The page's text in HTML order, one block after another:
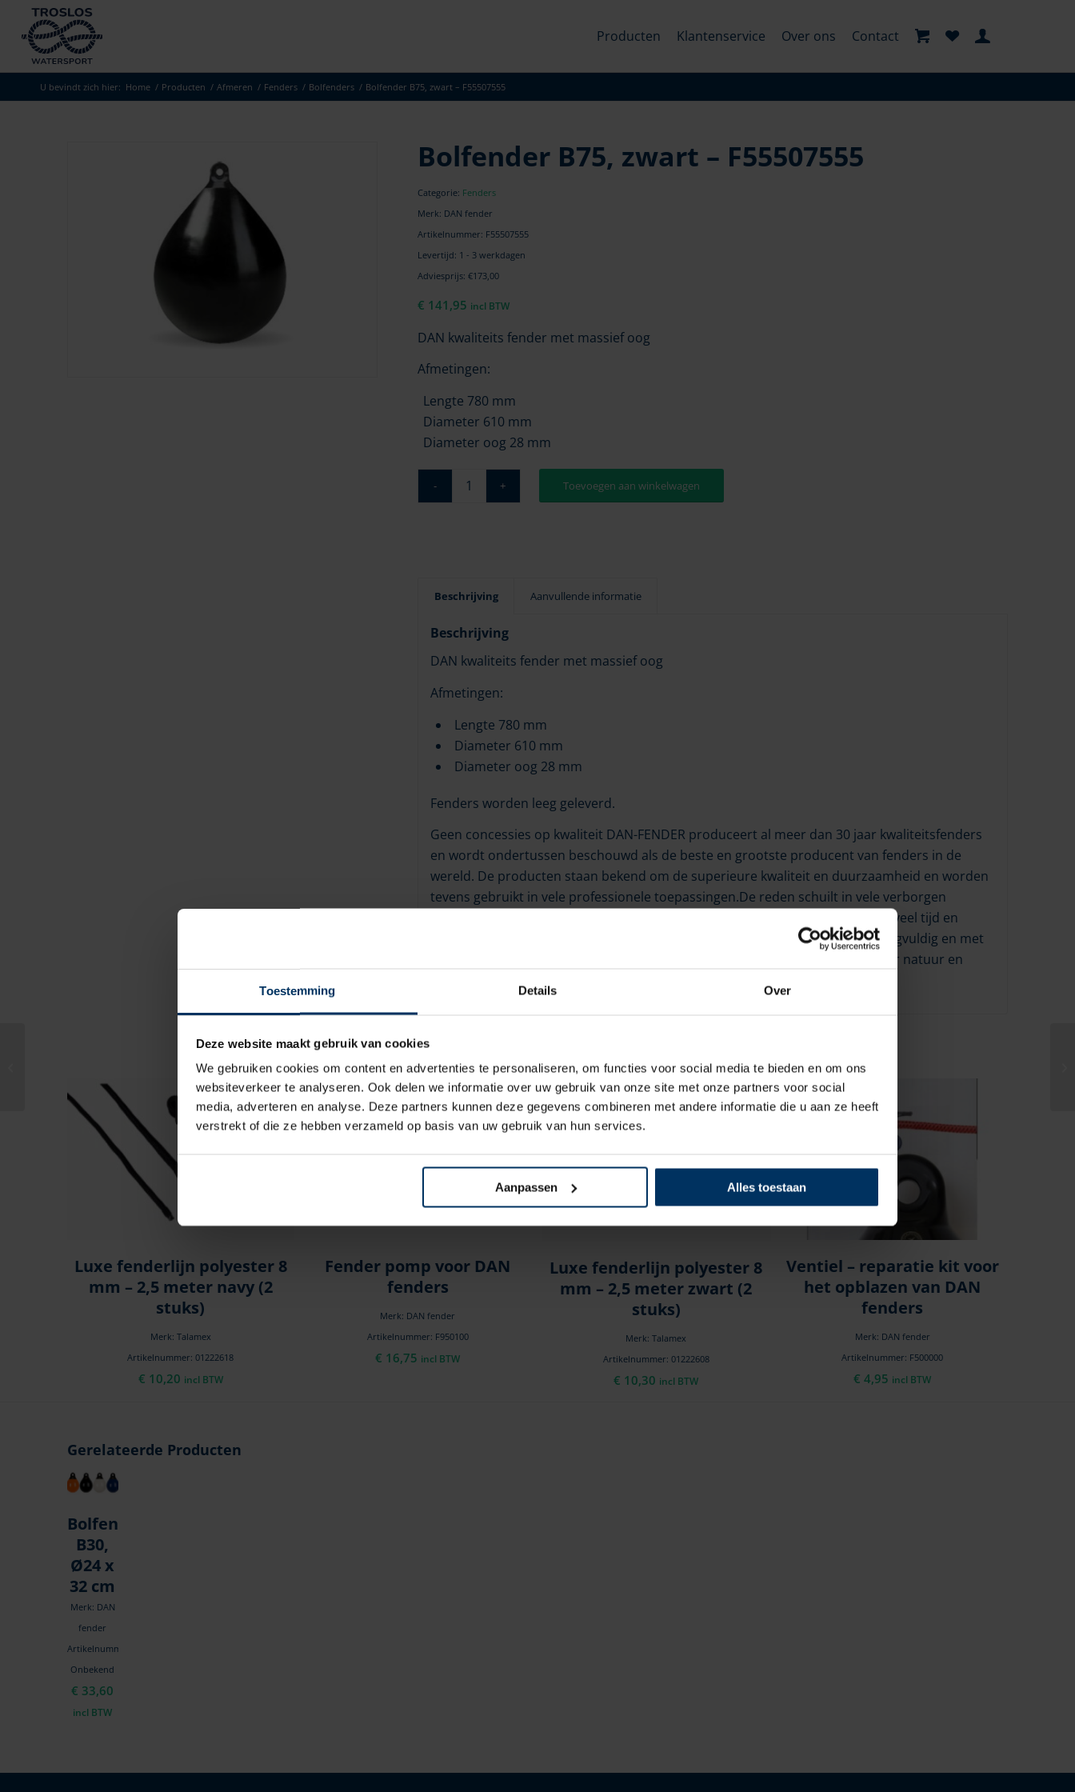
Toestemming Details Over
Deze website maakt gebruik van cookies
We gebruiken cookies om content en advertenties te personaliseren, om functies voor social media te bieden en om ons
websiteverkeer te analyseren. Ook delen we informatie over uw gebruik van onze site met onze partners voor social
media, adverteren en analyse. Deze partners kunnen deze gegevens combineren met andere informatie die u aan ze heeft
verstrekt of die ze hebben verzameld op basis van uw gebruik van hun services.
Aanpassen Alles toestaan
Producten Klantenservice Over ons Contact
U bevindt zich hier: Home / Producten / Afmeren / Fenders / Bolfenders / Bolfender B75, zwart – F55507555
Bolfender B75, zwart – F55507555
Categorie: Fenders
Merk: DAN fender
Artikelnummer: F55507555
Levertijd: 1 - 3 werkdagen
Adviesprijs: €173,00
€ 141,95 incl BTW
DAN kwaliteits fender met massief oog
Afmetingen:
Lengte 780 mm
Diameter 610 mm
Diameter oog 28 mm
Toevoegen aan winkelwagen
Beschrijving Aanvullende informatie
Beschrijving
DAN kwaliteits fender met massief oog
Afmetingen:
Lengte 780 mm
Diameter 610 mm
Diameter oog 28 mm
Fenders worden leeg geleverd.
Geen concessies op kwaliteit DAN-FENDER produceert al meer dan 30 jaar kwaliteitsfenders
en wordt ondertussen beschouwd als de beste en grootste producent van fenders in de
wereld. De producten staan bekend om de superieure kwaliteit en duurzaamheid en worden
tevens gebruikt in vele professionele toepassingen.De reden schuilt in vele verborgen
aspecten die de kwaliteit van de fenders waarborgen. DAN-FENDER besteedt veel tijd en
aandacht aan de ontwikkeling van alle producten. Alle materialen worden zorgvuldig en met
de hand gekozen. Hierdoor zijn alle producten bestand tegen de krachten der natuur en
Luxe fenderlijn polyester 8
mm – 2,5 meter navy (2
stuks)
Merk: Talamex
Artikelnummer: 01222618
€ 10,20 incl BTW
Fender pomp voor DAN
fenders
Merk: DAN fender
Artikelnummer: F950100
€ 16,75 incl BTW
Luxe fenderlijn polyester 8
mm – 2,5 meter zwart (2
stuks)
Merk: Talamex
Artikelnummer: 01222608
€ 10,30 incl BTW
Ventiel – reparatie kit voor
het opblazen van DAN
fenders
Merk: DAN fender
Artikelnummer: F500000
€ 4,95 incl BTW
Gerelateerde Producten
Bolfender
B30,
Ø24 x
32 cm
Merk: DAN
fender
Artikelnummer:
Onbekend
€ 33,60
incl BTW